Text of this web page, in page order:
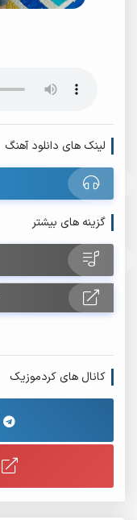
لینک های دانلود آهنگ
گزینه های بیشتر
کانال های کردموزیک